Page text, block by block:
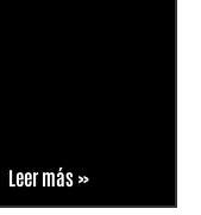
Leer más »